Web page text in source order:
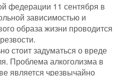
федерации 11 сентября в
зависимостью и
образа жизни проводится
стоит задуматься о вреде
Проблема алкоголизма в
является чрезвычайно